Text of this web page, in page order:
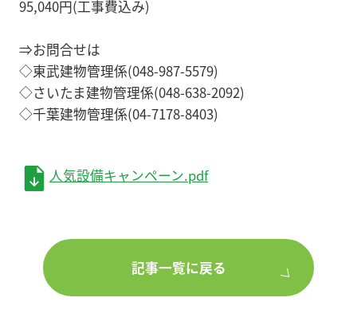
95,040円(工事費込み)
⇒お問合せは
◇東武建物管理係(048-987-5579)
◇さいたま建物管理係(048-638-2092)
◇千葉建物管理係(04-7178-8403)
人気設備キャンペーン.pdf
記事一覧に戻る